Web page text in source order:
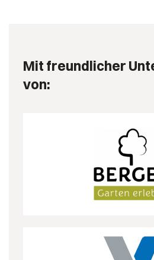
Mit freundlicher
von: